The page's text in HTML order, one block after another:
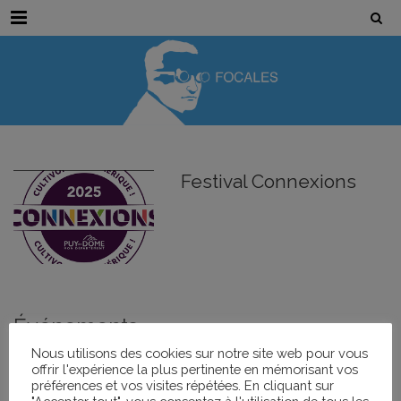
Menu
Festival Connexions
Événements
Nom de l'Événement Date
Nous utilisons des cookies sur notre site web pour vous
offrir l'expérience la plus pertinente en mémorisant vos
préférences et vos visites répétées. En cliquant sur